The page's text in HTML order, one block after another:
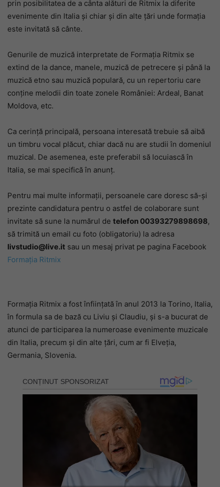
prin posibilitatea de a cânta alături de Ritmix la diferite
evenimente din Italia și chiar și din alte țări unde formația
este invitată să cânte.
Genurile de muzică interpretate de Formația Ritmix se
extind de la dance, manele, muzică de petrecere și până la
muzică etno sau muzică populară, cu un repertoriu care
conține melodii din toate zonele României: Ardeal, Banat
Moldova, etc.
Ca cerință principală, persoana interesată trebuie să aibă
un timbru vocal plăcut, chiar dacă nu are studii în domeniul
muzical. De asemenea, este preferabil să locuiască în
Italia, se mai specifică în anunț.
Pentru mai multe informații, persoanele care doresc să-și
prezinte candidatura pentru o astfel de colaborare sunt
invitate să sune la numărul de telefon 00393279898698,
să trimită un email cu foto (obligatoriu) la adresa
livstudio@live.it sau un mesaj privat pe pagina Facebook
Formația Ritmix
Formația Ritmix a fost înființată în anul 2013 la Torino, Italia,
în formula sa de bază cu Liviu și Claudiu, și s-a bucurat de
atunci de participarea la numeroase evenimente muzicale
din Italia, precum și din alte țări, cum ar fi Elveția,
Germania, Slovenia.